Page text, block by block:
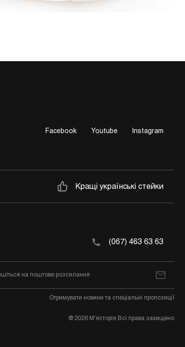
Facebook
Youtube Instagram
Кращі українські стейки
(067) 463 63 63
Отримувати новини та спеціальні пропозиції
@2026 М'ясторія Всі права захищено